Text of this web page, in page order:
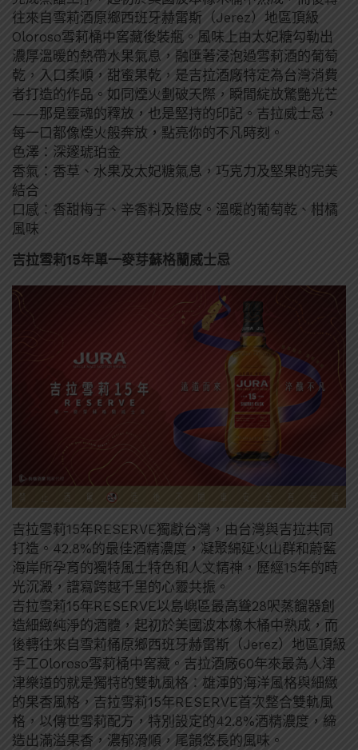
往來自雪莉酒原鄉西班牙赫雷斯（Jerez）地區頂級
Oloroso雪莉桶中窖藏後裝瓶。風味上由太妃糖勾勒出
濃厚溫暖的熱帶水果氣息，融匯著浸泡過雪莉酒的葡萄
乾，入口柔順，甜蜜果乾，是吉拉酒廠特定為台灣消費
者打造的作品。如同煙火劃破天際，瞬間綻放驚艷光芒
——那是靈魂的釋放，也是堅持的印記。吉拉威士忌，
每一口都像煙火般奔放，點亮你的不凡時刻。
色澤：深邃琥珀金
香氣：香草、水果及太妃糖氣息，巧克力及堅果的完美
結合
口感：香甜梅子、辛香料及橙皮。溫暖的葡萄乾、柑橘
風味
吉拉雪莉15年單一麥芽蘇格蘭威士忌
吉拉雪莉15年RESERVE獨獻台灣，由台灣與吉拉共同
打造。42.8%的最佳酒精濃度，凝聚綿延火山群和蔚藍
海岸所孕育的獨特風土特色和人文精神，歷經15年的時
光沉澱，譜寫跨越千里的心靈共振。
吉拉雪莉15年RESERVE以島嶼區最高聳28呎蒸餾器創
造細緻純淨的酒體，起初於美國波本橡木桶中熟成，而
後轉往來自雪莉桶原鄉西班牙赫雷斯（Jerez）地區頂級
手工Oloroso雪莉桶中窖藏。吉拉酒廠60年來最為人津
津樂道的就是獨特的雙軌風格：雄渾的海洋風格與細緻
的果香風格，吉拉雪莉15年RESERVE首次整合雙軌風
格，以傳世雪莉配方，特別設定的42.8%酒精濃度，締
造出滿溢果香，濃郁滑順，尾韻悠長的風味。